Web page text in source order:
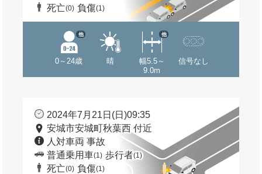
死亡(0) 負傷(1)
0～24歳
他
晴
幅5.5～
9.0m
他
信号なし
2024年7月21日(日)09:35
安城市安城町秋葉西 付近
人対車両 事故
普通乗用車(1) 歩行者(1)
死亡(0) 負傷(1)